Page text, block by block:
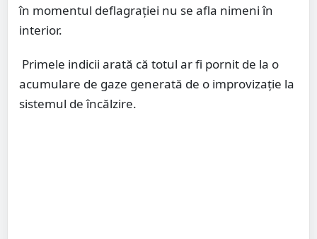
în momentul deflagraţiei nu se afla nimeni în
interior.
Primele indicii arată că totul ar fi pornit de la o
acumulare de gaze generată de o improvizație la
sistemul de încălzire.